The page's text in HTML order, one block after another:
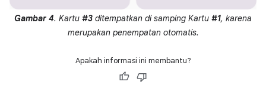
Gambar 4. Kartu #3 ditempatkan di samping Kartu #1, karena
merupakan penempatan otomatis.
Apakah informasi ini membantu?